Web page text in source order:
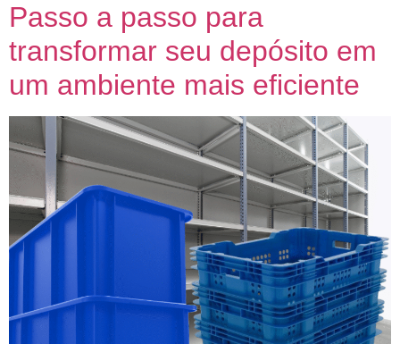
Passo a passo para
transformar seu depósito em
um ambiente mais eficiente